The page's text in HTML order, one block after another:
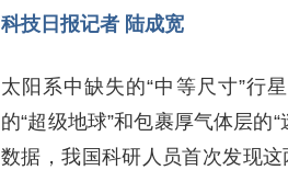
科技日报记者 陆成宽
太阳系中缺失的“中等尺寸”行
的“超级地球”和包裹厚气体层的
数据，我国科研人员首次发现